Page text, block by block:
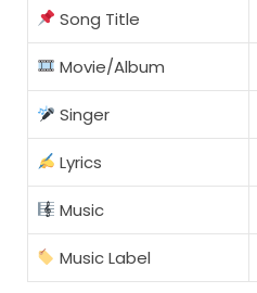
Song Title
Movie/Album
Singer
Lyrics
Music
Music Label